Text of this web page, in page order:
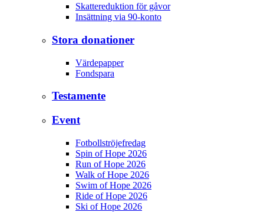
Skattereduktion för gåvor
Insättning via 90-konto
Stora donationer
Värdepapper
Fondspara
Testamente
Event
Fotbollströjefredag
Spin of Hope 2026
Run of Hope 2026
Walk of Hope 2026
Swim of Hope 2026
Ride of Hope 2026
Ski of Hope 2026